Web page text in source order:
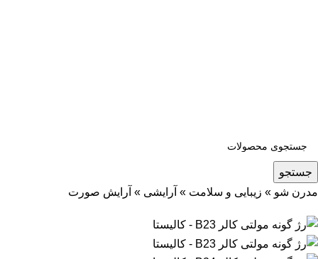
جستجو
مدرن شو » زیبایی و سلامت » آرایشی » آرایش صورت